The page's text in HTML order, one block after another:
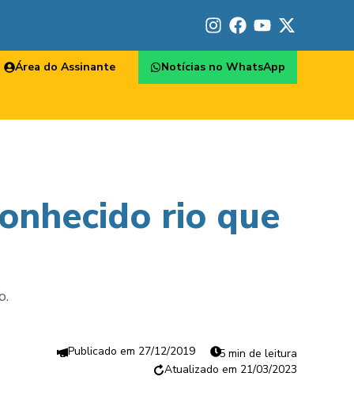
Área do Assinante Notícias no WhatsApp
rio que
27/12/2019
5 min de leitura
21/03/2023